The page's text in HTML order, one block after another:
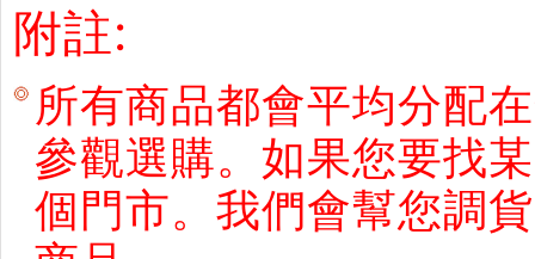
附註:
所有商品都會平均分配
參觀選購。如果您要找
個門市。我們會幫您調